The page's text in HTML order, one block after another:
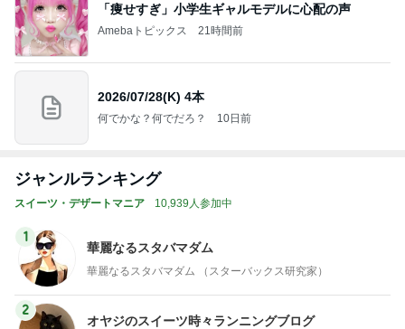
「痩せすぎ」小学生ギャルモデルに心配の声
Amebaトピックス 21時間前
2026/07/28(K) 4本
何でかな？何でだろ？ 10日前
ジャンルランキング
スイーツ・デザートマニア 10,939人参加中
1
華麗なるスタバマダム
華麗なるスタバマダム （スターバックス研究家）
2
オヤジのスイーツ時々ランニングブログ